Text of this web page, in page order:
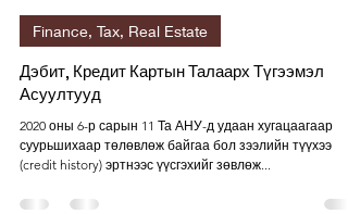
Ц. Сараа
Jun 11, 2020
4 min read
Finance, Tax, Real Estate
Дэбит, Кредит Картын Талаарх Түгээмэл
Асуултууд
2020 оны 6-р сарын 11 Та АНУ-д удаан хугацаагаар